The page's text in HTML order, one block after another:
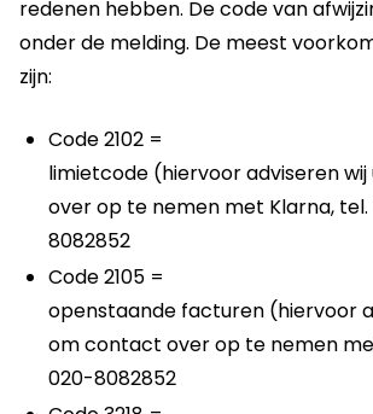
redenen hebben. De code van
onder de melding. De meest
zijn:
Code 2102 =
limietcode (hiervoor adviseren
over op te nemen met Klarna, tel.
8082852
Code 2105 =
openstaande facturen (hiervoor
om contact over op te nemen
020-8082852